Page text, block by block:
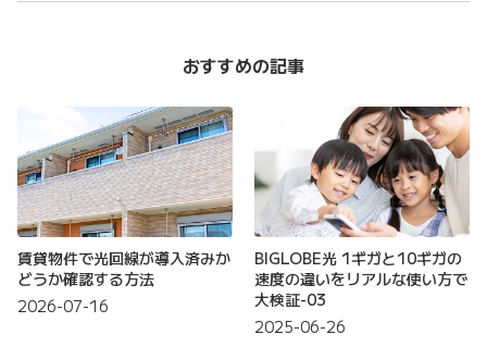
おすすめの記事
賃貸物件で光回線が導入済みか
どうか確認する方法
2026-07-16
BIGLOBE光 1ギガと10ギガの
速度の違いをリアルな使い方で
大検証-03
2025-06-26